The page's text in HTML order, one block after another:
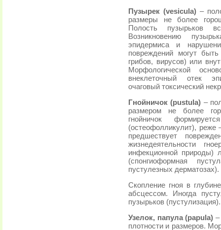
Пузырек (vesicula) –
размеры не более
Полость пузырьков
Возникновению
эпидермиса и
повреждений могут
грибов, вирусов) или
Морфологической
внеклеточный отек
очаговый токсический
Гнойничок (pustula) –
размером не более
гнойничок
(остеофолликулит), реже
предшествует
жизнедеятельности
инфекционной природы)
(спонгиоформная
пустулезных дерматозах).
Скопление гноя в
абсцессом. Иногда
пузырьков (пустулизация).
Узелок, папула (papula) –
плотности и размеров.